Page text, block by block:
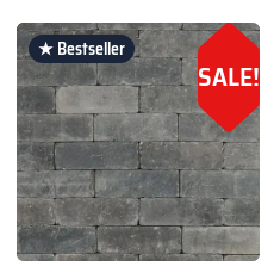
★ Bestseller
SALE!